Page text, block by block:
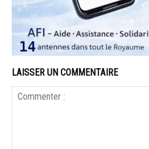
LAISSER UN COMMENTAIRE